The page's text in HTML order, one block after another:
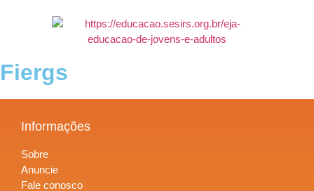
Fiergs
Informações
Sobre
Anuncie
Fale conosco